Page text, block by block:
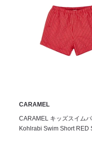
CARAMEL
CARAMEL キッズスイム
Kohlrabi Swim Short RED